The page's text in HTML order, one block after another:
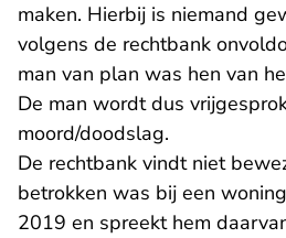
maken. Hierbij is niemand
volgens de rechtbank
man van plan was hen van
De man wordt dus
moord/doodslag.
De rechtbank vindt niet
betrokken was bij een
2019 en spreekt hem